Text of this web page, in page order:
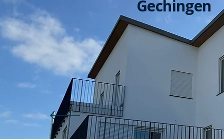
Gechingen